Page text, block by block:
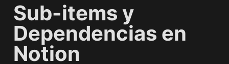
Sub-items y
Dependencias en
Notion